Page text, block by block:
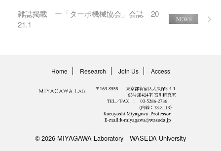
雑誌掲載 ー「ターボ機械協会」会誌 20
21.1
Home Research Join Us Access
© 2026 MIYAGAWA Laboratory WASEDA University